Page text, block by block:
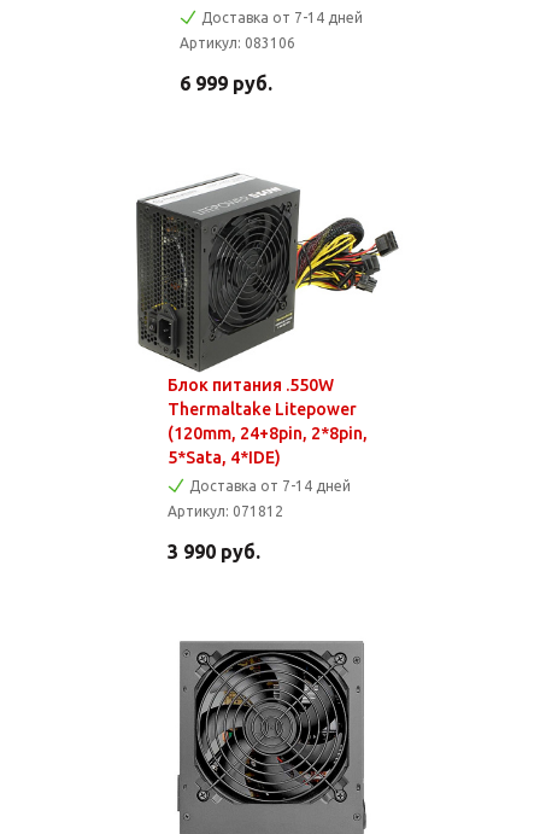
Доставка от 7-14 дней
Артикул: 083106
6 999 руб.
Блок питания .550W
Thermaltake Litepower
(120mm, 24+8pin, 2*8pin,
5*Sata, 4*IDE)
Доставка от 7-14 дней
Артикул: 071812
3 990 руб.